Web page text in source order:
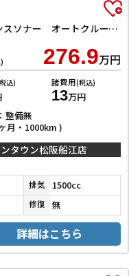
エアー EX バックカメラ クリアランスソナー オートクルーズコントロール レーンアシスト 衝突被害軽減システム 両側電動スライドドア オートライト LEDヘッドランプ スマートキー 電動格納ミラー シートヒーター
276.9万円
込) 諸費用(税込)
13万円
整備無
月・1000km )
タウン松阪船江店
排気 1500cc
修復 無
詳細はこちら